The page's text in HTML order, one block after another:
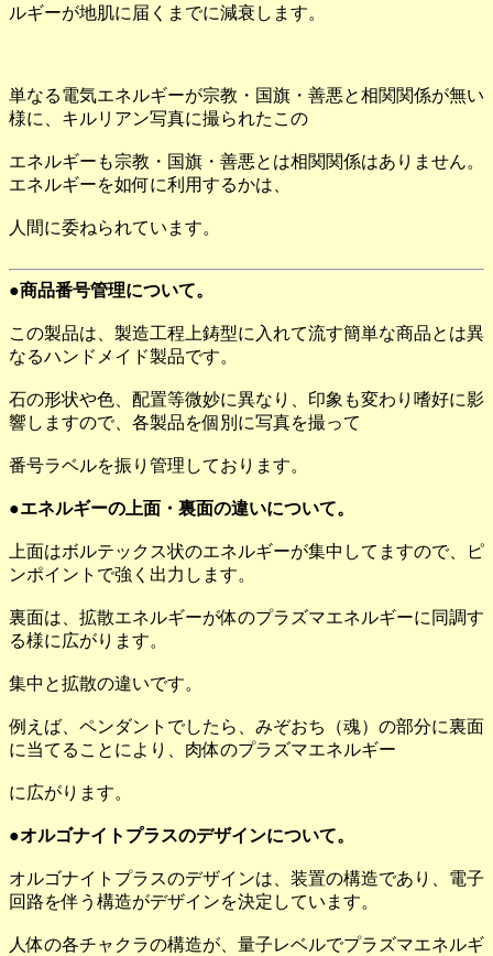
ルギーが地肌に届くまでに減衰します。
単なる電気エネルギーが宗教・国旗・善悪と相関関係が無い
様に、キルリアン写真に撮られたこの
エネルギーも宗教・国旗・善悪とは相関関係はありません。
エネルギーを如何に利用するかは、
人間に委ねられています。
●商品番号管理について。
この製品は、製造工程上鋳型に入れて流す簡単な商品とは異
なるハンドメイド製品です。
石の形状や色、配置等微妙に異なり、印象も変わり嗜好に影
響しますので、各製品を個別に写真を撮って
番号ラベルを振り管理しております。
●エネルギーの上面・裏面の違いについて。
上面はボルテックス状のエネルギーが集中してますので、ピ
ンポイントで強く出力します。
裏面は、拡散エネルギーが体のプラズマエネルギーに同調す
る様に広がります。
集中と拡散の違いです。
例えば、ペンダントでしたら、みぞおち（魂）の部分に裏面
に当てることにより、肉体のプラズマエネルギー
に広がります。
●オルゴナイトプラスのデザインについて。
オルゴナイトプラスのデザインは、装置の構造であり、電子
回路を伴う構造がデザインを決定しています。
人体の各チャクラの構造が、量子レベルでプラズマエネルギ